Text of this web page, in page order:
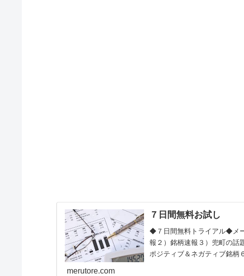
７日間無料お試し
◆７日間無料トライアル◆メ
報２）銘柄速報３）兜町の話
ポジティブ＆ネガティブ銘柄
merutore.com